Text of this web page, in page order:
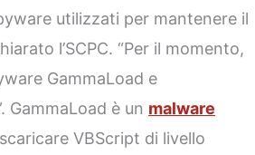
utilizzati per mantenere il
l’SCPC. “Per il momento,
GammaLoad e
GammaLoad è un malware
VBScript di livello